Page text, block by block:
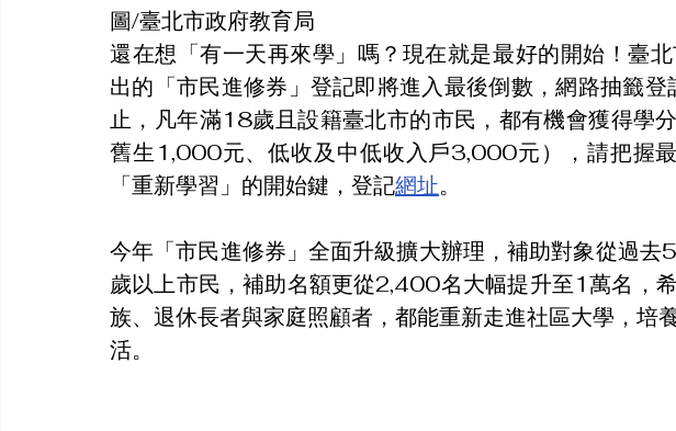
圖/臺北市政府教育局
還在想「有一天再來學」嗎？現在就是最好的開始！臺
出的「市民進修券」登記即將進入最後倒數，網路抽籤
止，凡年滿18歲且設籍臺北市的市民，都有機會獲得學
舊生1,000元、低收及中低收入戶3,000元），請把握
「重新學習」的開始鍵，登記網址。
今年「市民進修券」全面升級擴大辦理，補助對象從過
歲以上市民，補助名額更從2,400名大幅提升至1萬名，
族、退休長者與家庭照顧者，都能重新走進社區大學，培
活。